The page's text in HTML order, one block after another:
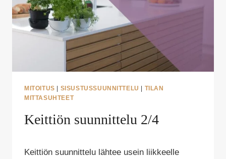
MITOITUS | SISUSTUSSUUNNITTELU | TILAN
MITTASUHTEET
Keittiön suunnittelu 2/4
Puoliksi
Keittiön suunnittelu lähtee usein liikkeelle